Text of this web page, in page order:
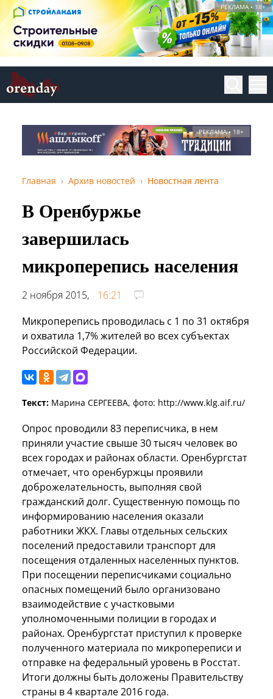
РЕКЛАМА • 18+
РЕКЛАМА • 18+
Главная Архив новостей Новостная лента
В Оренбуржье
завершилась
микроперепись населения
2 ноября 2015,
16:21
Микроперепись проводилась с 1 по 31 октября
и охватила 1,7% жителей во всех субъектах
Российской Федерации.
Текст: Марина СЕРГЕЕВА, фото: http://www.klg.aif.ru/
Опрос проводили 83 переписчика, в нем
приняли участие свыше 30 тысяч человек во
всех городах и районах области. Оренбургстат
отмечает, что оренбуржцы проявили
доброжелательность, выполняя свой
гражданский долг. Существенную помощь по
информированию населения оказали
работники ЖКХ. Главы отдельных сельских
поселений предоставили транспорт для
посещения отдаленных населенных пунктов.
При посещении переписчиками социально
опасных помещений было организовано
взаимодействие с участковыми
уполномоченными полиции в городах и
районах. Оренбургстат приступил к проверке
полученного материала по микропереписи и
отправке на федеральный уровень в Росстат.
Итоги должны быть доложены Правительству
страны в 4 квартале 2016 года.